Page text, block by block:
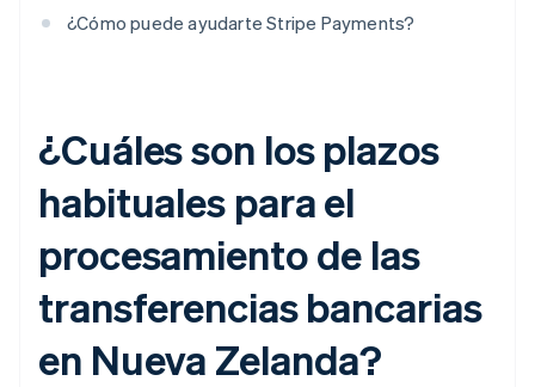
¿Cómo puede ayudarte Stripe Payments?
¿Cuáles son los plazos
habituales para el
procesamiento de las
transferencias bancarias
en Nueva Zelanda?